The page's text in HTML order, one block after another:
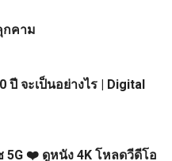
กคาม
ปี จะเป็นอย่างไร | Digital
5G ❤️ ดูหนัง 4K โหลดวีดีโอ